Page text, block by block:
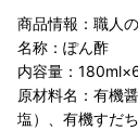
商品情報：職人
名称：ぽん酢
内容量：
原材料名：有機
塩）、有機すだ